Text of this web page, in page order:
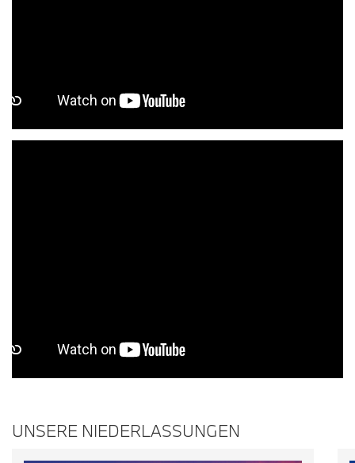
UNSERE NIEDERLASSUNGEN